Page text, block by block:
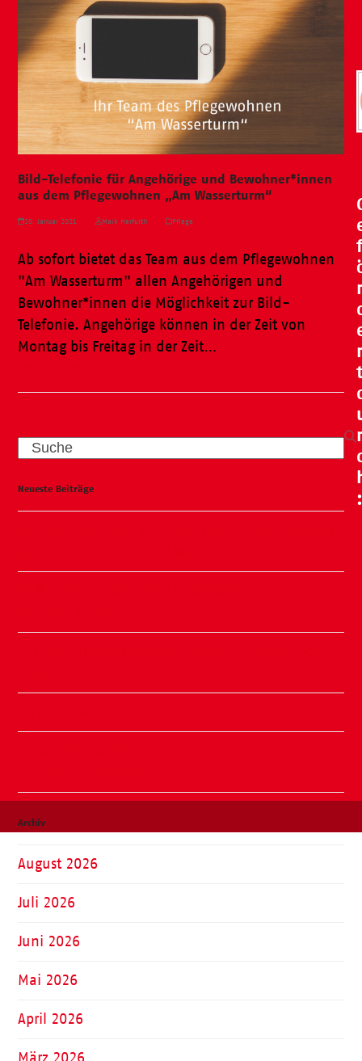
Bild-Telefonie für Angehörige und Bewohner*innen
aus dem Pflegewohnen „Am Wasserturm“
20. Januar 2021 Maik Herfurth Pflege
Ab sofort bietet das Team aus dem Pflegewohnen
"Am Wasserturm" allen Angehörigen und
Bewohner*innen die Möglichkeit zur Bild-
Telefonie. Angehörige können in der Zeit von
Montag bis Freitag in der Zeit…
Search
Neueste Beiträge
Archiv
August 2026
Juli 2026
Juni 2026
Mai 2026
April 2026
März 2026
f
r
r
t
r
: